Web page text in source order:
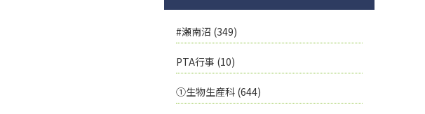
#瀬南沼 (349)
PTA行事 (10)
①生物生産科 (644)